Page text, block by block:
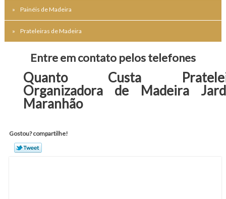
Painéis de Madeira
Prateleiras de Madeira
Entre em contato pelos telefones
Quanto Custa
Organizadora de Madeira
Maranhão
Gostou? compartilhe!